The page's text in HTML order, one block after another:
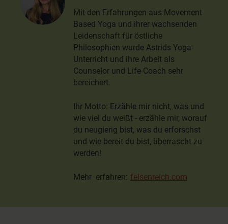
Mit den Erfahrungen aus Movement
Based Yoga und ihrer wachsenden
Leidenschaft für östliche
Philosophien wurde Astrids Yoga-
Unterricht und ihre Arbeit als
Counselor und Life Coach sehr
bereichert.
Ihr Motto: Erzähle mir nicht, was und
wie viel du weißt - erzähle mir, worauf
du neugierig bist, was du erforschst
und wie bereit du bist, überrascht zu
werden!
Mehr erfahren: felsenreich.com